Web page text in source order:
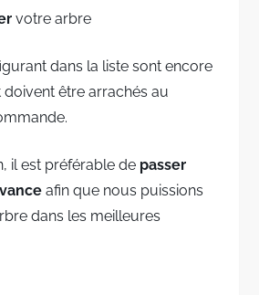
votre arbre
dans la liste sont encore
doivent être arrachés au
il est préférable de passer
afin que nous puissions
dans les meilleures